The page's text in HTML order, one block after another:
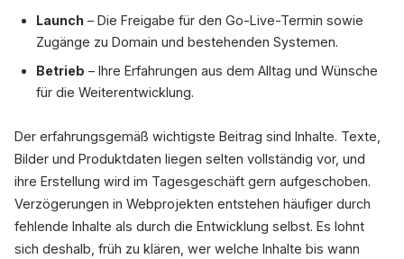
Launch – Die Freigabe für den Go-Live-Termin sowie
Zugänge zu Domain und bestehenden Systemen.
Betrieb – Ihre Erfahrungen aus dem Alltag und Wünsche
für die Weiterentwicklung.
Der erfahrungsgemäß wichtigste Beitrag sind Inhalte. Texte,
Bilder und Produktdaten liegen selten vollständig vor, und
ihre Erstellung wird im Tagesgeschäft gern aufgeschoben.
Verzögerungen in Webprojekten entstehen häufiger durch
fehlende Inhalte als durch die Entwicklung selbst. Es lohnt
sich deshalb, früh zu klären, wer welche Inhalte bis wann